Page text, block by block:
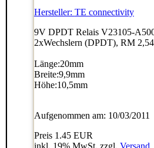
Hersteller: TE connectivity
9V DPDT Relais V23105-
2xWechslern (DPDT), RM 2,54
Länge:20mm
Breite:9,9mm
Höhe:10,5mm
Aufgenommen am: 10/03/2011
Preis 1.45 EUR